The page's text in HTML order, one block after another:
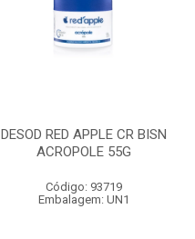
DESOD RED APPLE CR BISN
ACROPOLE 55G
Código: 93719
Embalagem: UN1